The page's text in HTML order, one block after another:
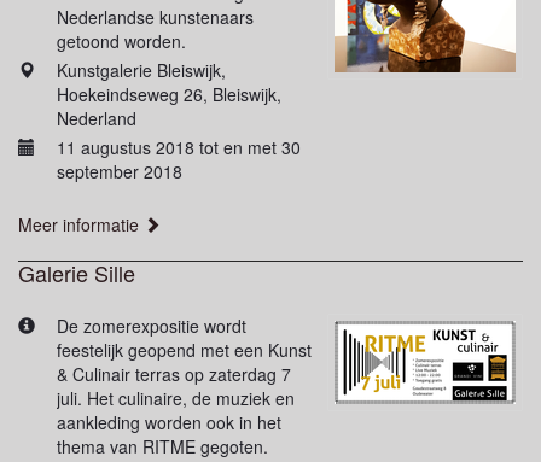
Nederlandse kunstenaars
getoond worden.
Kunstgalerie Bleiswijk,
Hoekeindseweg 26, Bleiswijk,
Nederland
11 augustus 2018 tot en met 30
september 2018
Meer informatie
Galerie Sille
De zomerexpositie wordt
feestelijk geopend met een Kunst
& Culinair terras op zaterdag 7
juli. Het culinaire, de muziek en
aankleding worden ook in het
thema van RITME gegoten.